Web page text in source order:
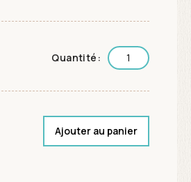
Quantité:
Ajouter au panier